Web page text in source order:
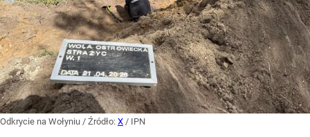
Odkrycie na Wołyniu / Źródło: X / IPN